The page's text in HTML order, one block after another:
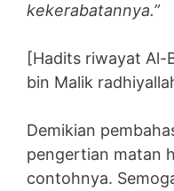
kekerabatannya.”
[Hadits riwayat Al-
bin Malik
Demikian
pengertian matan
contohnya.